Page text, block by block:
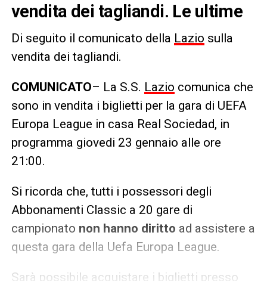
vendita dei tagliandi. Le ultime
Di seguito il comunicato della Lazio sulla
vendita dei tagliandi.
COMUNICATO– La S.S. Lazio comunica che
sono in vendita i biglietti per la gara di UEFA
Europa League in casa Real Sociedad, in
programma giovedi 23 gennaio alle ore
21:00.
Si ricorda che, tutti i possessori degli
Abbonamenti Classic a 20 gare di
campionato non hanno diritto ad assistere a
questa gara della Uefa Europa League.
Sarà possibile acquistare i biglietti presso